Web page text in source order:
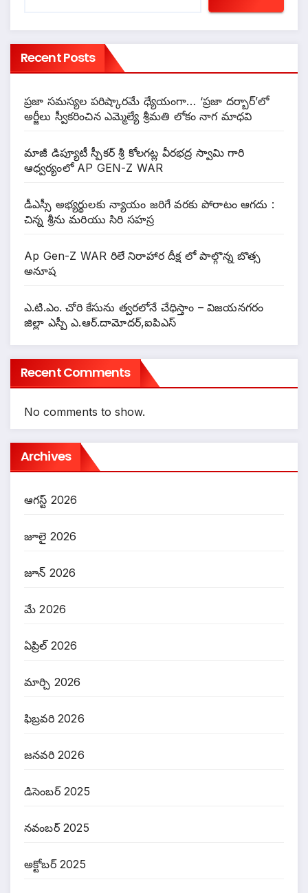
Recent Posts
ప్రజా సమస్యల పరిష్కారమే ధ్యేయంగా… ‘ప్రజా దర్బార్’లో
అర్జీలు స్వీకరించిన ఎమ్మెల్యే శ్రీమతి లోకం నాగ మాధవి
మాజీ డిప్యూటీ స్పీకర్ శ్రీ కోలగట్ల వీరభద్ర స్వామి గారి
ఆధ్వర్యంలో AP GEN-Z WAR
డీఎస్సీ అభ్యర్థులకు న్యాయం జరిగే వరకు పోరాటం ఆగదు :
చిన్న శ్రీను మరియు సిరి సహస్ర
Ap Gen-Z WAR రిలే నిరాహార దీక్ష లో పాల్గొన్న బొత్స
అనూష
ఎ.టి.ఎం. చోరి కేసును త్వరలోనే చేధిస్తాం – విజయనగరం
జిల్లా ఎస్పీ ఎ.ఆర్.దామోదర్,ఐపిఎస్
Recent Comments
No comments to show.
Archives
ఆగస్ట్ 2026
జూలై 2026
జూన్ 2026
మే 2026
ఏప్రిల్ 2026
మార్చి 2026
ఫిబ్రవరి 2026
జనవరి 2026
డిసెంబర్ 2025
నవంబర్ 2025
అక్టోబర్ 2025